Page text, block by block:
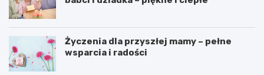
Życzenia dla przyszłej mamy – pełne
wsparcia i radości